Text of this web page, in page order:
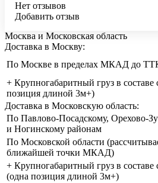
Нет отзывов
Добавить отзыв
Москва и Московская область
Доставка в Москву:
По Москве в пределах МКАД до
+ Крупногабаритный груз в составе
позиция длиной 3м+)
Доставка в Московскую область:
По Павлово-Посадскому, Орехово-
и Ногинскому районам
По Московской области
ближайшей точки МКАД)
+ Крупногабаритный груз в составе
(одна позиция длиной 3м+)